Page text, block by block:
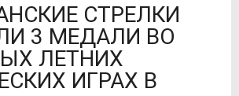
СТРЕЛКИ
3 МЕДАЛИ ВО
ЛЕТНИХ
ИГРАХ В